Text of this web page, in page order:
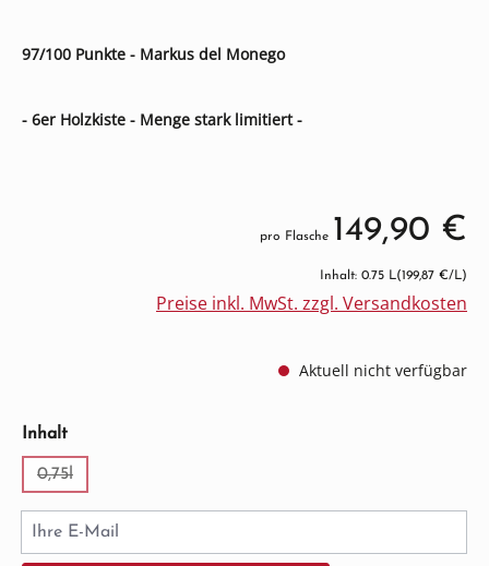
97/100 Punkte - Markus del Monego
- 6er Holzkiste - Menge stark limitiert -
pro Flasche 149,90 €
Inhalt: 0.75 L(199,87 €/L)
Preise inkl. MwSt. zzgl. Versandkosten
Aktuell nicht verfügbar
Inhaltauswählen
0,75l
Ihre E-Mail